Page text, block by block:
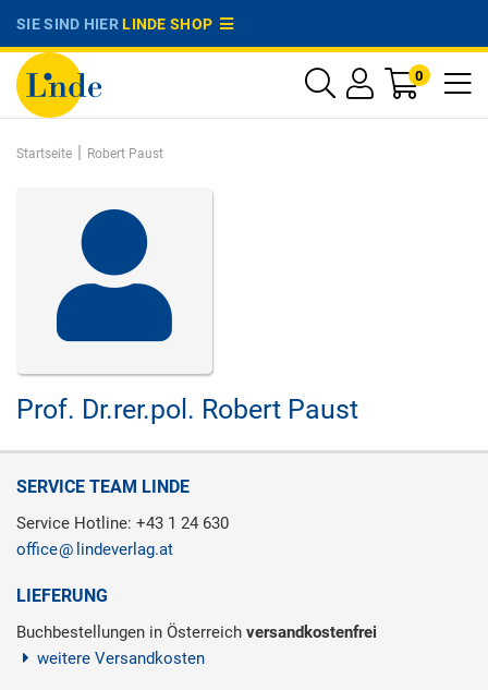
SIE SIND HIERLINDE SHOP
0
Startseite | Robert Paust
Prof. Dr.rer.pol. Robert Paust
SERVICE TEAM LINDE
Service Hotline: +43 1 24 630
office
lindeverlag.at
LIEFERUNG
Buchbestellungen in Österreich versandkostenfrei
weitere Versandkosten